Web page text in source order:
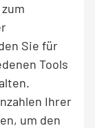
Sie für
Tools
Ihrer
um den